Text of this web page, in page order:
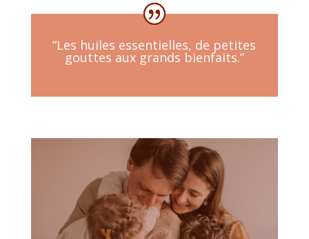
“Les huiles essentielles, de petites
gouttes aux grands bienfaits.”